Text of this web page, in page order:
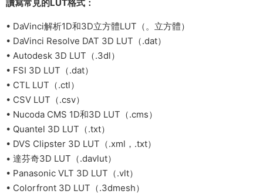
讀寫常見的LUT格式：
• DaVinci解析1D和3D立方體LUT（。立方體）
• DaVinci Resolve DAT 3D LUT（.dat）
• Autodesk 3D LUT（.3dl）
• FSI 3D LUT（.dat）
• CTL LUT（.ctl）
• CSV LUT（.csv）
• Nucoda CMS 1D和3D LUT（.cms）
• Quantel 3D LUT（.txt）
• DVS Clipster 3D LUT（.xml，.txt）
• 達芬奇3D LUT（.davlut）
• Panasonic VLT 3D LUT（.vlt）
• Colorfront 3D LUT（.3dmesh）